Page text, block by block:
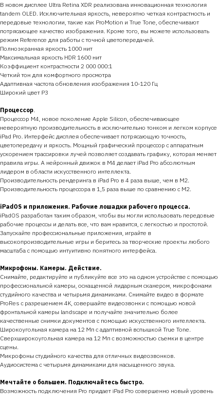
В новом дисплее Ultra Retina XDR реализована инновационная технология
tandem OLED. Исключительная яркость, невероятно четкая контрастность и
передовые технологии, такие как ProMotion и True Tone, обеспечивают
потрясающее качество изображения. Кроме того, вы можете использовать
режим Reference для работы с точной цветопередачей.
Полноэкранная яркость 1000 нит
Максимальная яркость HDR 1600 нит
Коэффициент контрастности 2 000 000:1
Четкий тон для комфортного просмотра
Адаптивная частота обновления изображения 10-120 Гц
Широкий цвет P3
Процессор
Процессор M4, новое поколение Apple Silicon, обеспечивающее
невероятную производительность в исключительно тонком и легком корпусе
iPad Pro. Интерфейс дисплея обеспечивает потрясающую точность,
цветопередачу и яркость. Мощный графический процессор с аппаратным
ускорением трассировки лучей позволяет создавать графику, которая меняет
правила игры. А нейронный движок в M4 делает iPad Pro абсолютным
лидером в области искусственного интеллекта.
Производительность рендеринга в iPad Pro в 4 раза выше, чем в M2.
Производительность процессора в 1,5 раза выше по сравнению с M2.
iPadOS и приложения. Рабочие лошадки рабочего процесса.
iPadOS разработан таким образом, чтобы вы могли использовать передовые
рабочие процессы и делать все, что вам нравится, с легкостью и простотой.
Запускайте профессиональные приложения, играйте в
высокопроизводительные игры и беритесь за творческие проекты любого
масштаба с помощью интуитивно понятного интерфейса.
Микрофоны. Камеры. Действие.
Снимайте, редактируйте и публикуйте все это на одном устройстве с помощью
профессиональной камеры, оснащенной лидарным сканером, микрофонами
студийного качества и четырьмя динамиками. Снимайте видео в формате
ProRes с разрешением 4K, совершайте видеозвонки с помощью новой
фронтальной камеры landscape и получайте значительно более
качественные снимки документов с помощью искусственного интеллекта.
Широкоугольная камера на 12 Мп с адаптивной вспышкой True Tone.
Сверхширокоугольная камера на 12 Мп с возможностью съемки в центре
сцены.
Микрофоны студийного качества для отличных видеозвонков.
Аудиосистема с четырьмя динамиками для насыщенного звука.
Мечтайте о большем. Подключайтесь быстро.
Возможность подключения Pro придает iPad Pro совершенно новый уровень